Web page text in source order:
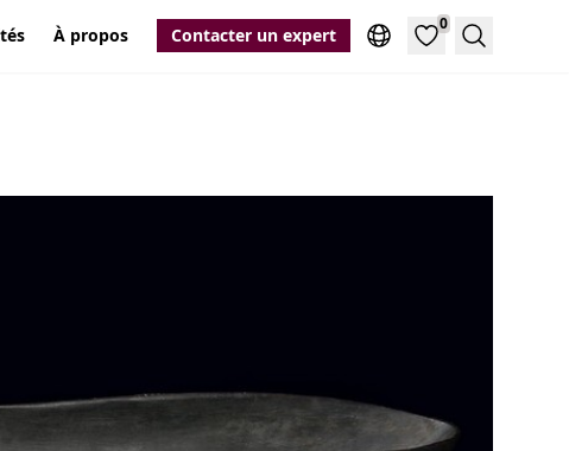
À propos Contacter un expert
0
Recherche